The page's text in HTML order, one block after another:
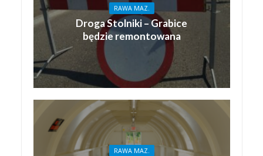
RAWA MAZ.
Droga Stolniki – Grabice
będzie remontowana
RAWA MAZ.